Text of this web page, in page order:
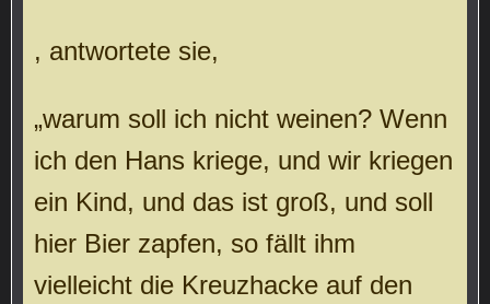
, antwortete sie,
„warum soll ich nicht weinen? Wenn
ich den Hans kriege, und wir kriegen
ein Kind, und das ist groß, und soll
hier Bier zapfen, so fällt ihm
vielleicht die Kreuzhacke auf den